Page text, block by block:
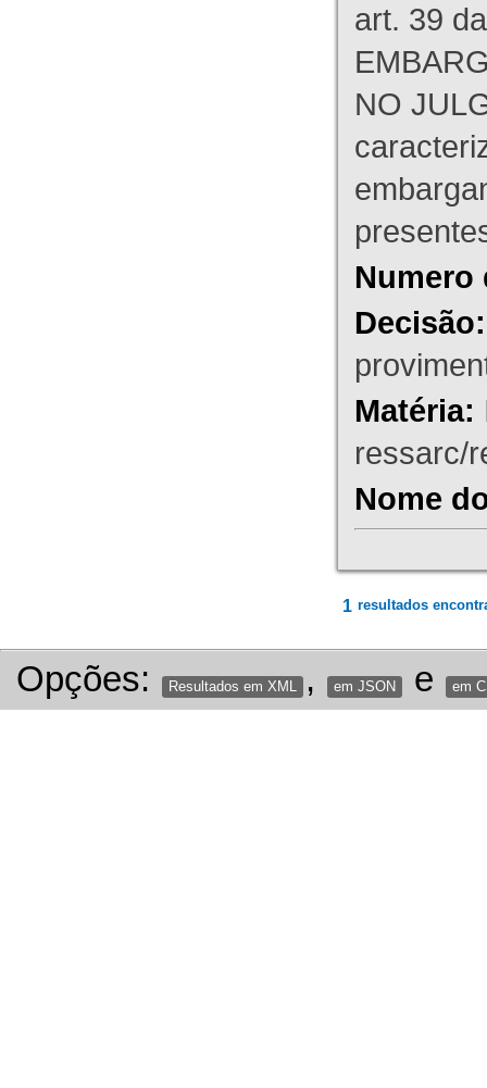
art. 39
NO
Numero
Decisão:
Matéria:
ressarc/
Nome
1 resultados
Opções: Resultados em XML , em JSON e em